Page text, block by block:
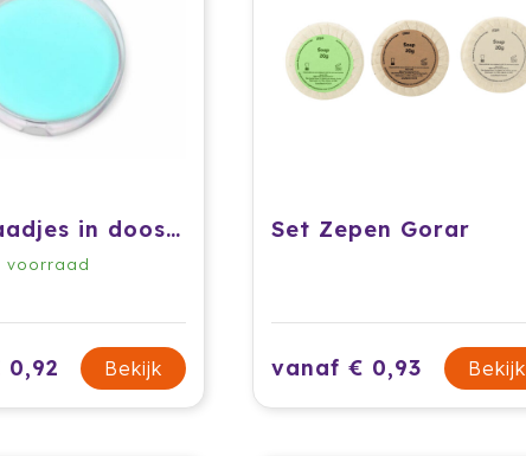
Zeepblaadjes in doosje
voorraad
Bekijk
Set Zepen Gorar
vanaf € 0,93 Bekijk